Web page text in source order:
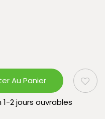
Au Panier
1-2 jours ouvrables